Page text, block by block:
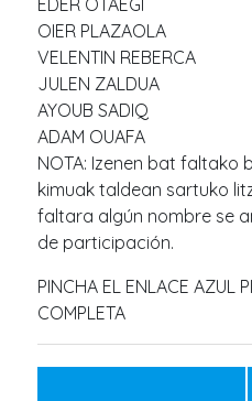
EDER OTAEGI
OIER PLAZAOLA
VELENTIN REBERCA
JULEN ZALDUA
AYOUB SADIQ
ADAM OUAFA
NOTA: Izenen bat faltako
kimuak taldean sartuko
faltara algún nombre se
de participación.
PINCHA EL ENLACE AZUL
COMPLETA
Post